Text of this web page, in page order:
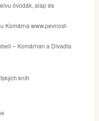
óvodák, alap és
Komárna www.pevnost-
– Komárňan a Divadla
kníh